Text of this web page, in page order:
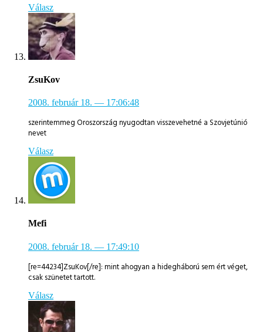
Válasz
ZsuKov
2008. február 18. — 17:06:48
szerintemmeg Oroszország nyugodtan visszevehetné a Szovjetúnió
nevet
Válasz
Mefi
2008. február 18. — 17:49:10
[re=44234]ZsuKov[/re]: mint ahogyan a hidegháború sem ért véget,
csak szünetet tartott.
Válasz